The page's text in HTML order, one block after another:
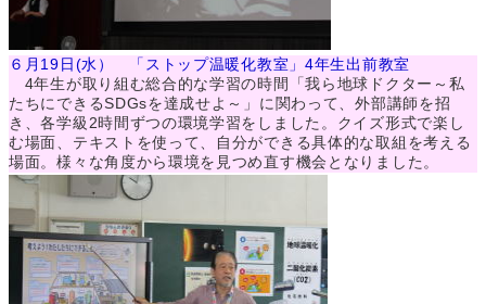
６月19日(水） 「ストップ温暖化教室」4年生出前教室
4年生が取り組む総合的な学習の時間「我ら地球ドクター～私
たちにできるSDGsを達成せよ～」に関わって、外部講師を招
き、各学級2時間ずつの環境学習をしました。クイズ形式で楽し
む場面、テキストを使って、自分ができる具体的な取組を考える
場面。様々な角度から環境を見つめ直す機会となりました。